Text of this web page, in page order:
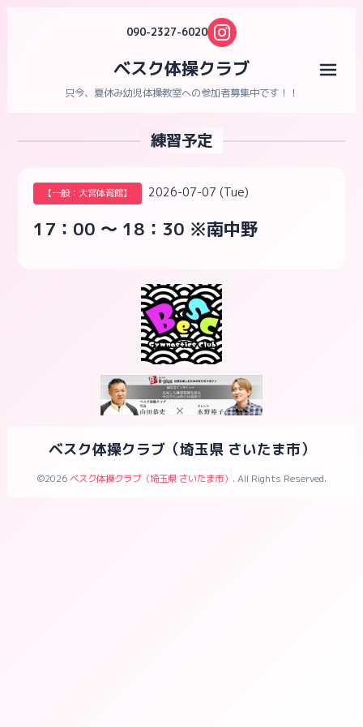
090-2327-6020
ベスク体操クラブ
只今、夏休み幼児体操教室への参加者募集中です！！
練習予定
【一般：大宮体育館】 2026-07-07 (Tue)
17：00 ～ 18：30 ※南中野
ベスク体操クラブ（埼玉県 さいたま市）
©2026ベスク体操クラブ（埼玉県 さいたま市） . All Rights Reserved.